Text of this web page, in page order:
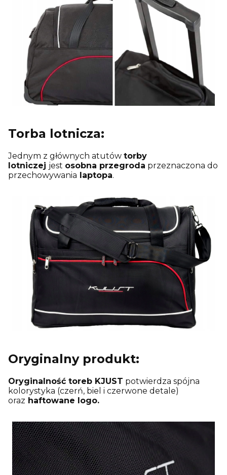
Torba lotnicza:
Jednym z głównych atutów torby
lotniczej jest osobna przegroda przeznaczona do
przechowywania laptopa.
Oryginalny produkt:
Oryginalność toreb KJUST potwierdza spójna
kolorystyka (czerń, biel i czerwone detale)
oraz haftowane logo.